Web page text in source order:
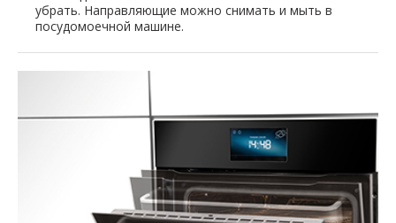
убрать. Направляющие можно снимать и мыть в
посудомоечной машине.